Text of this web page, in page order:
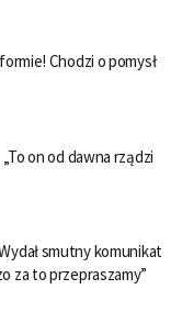
Chodzi o pomysł
on od dawna rządzi
smutny komunikat
za to przepraszamy”